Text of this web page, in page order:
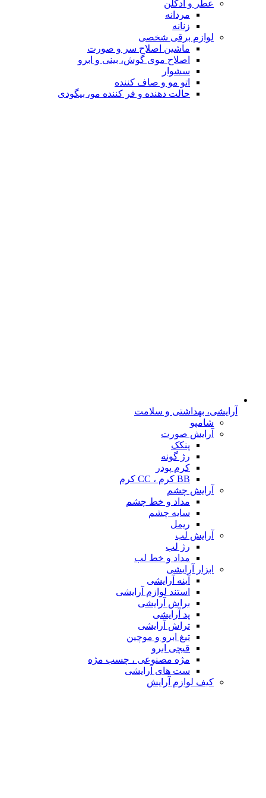
عطر و ادکلن
مردانه
زنانه
لوازم برقی شخصی
ماشین اصلاح سر و صورت
اصلاح موی گوش، بینی و ابرو
سشوار
اتو مو و صاف کننده
حالت دهنده و فر کننده مو، بیگودی
آرایشی، بهداشتی و سلامت
شامپو
آرایش صورت
پنکک
رژ گونه
کرم پودر
BB کرم ، CC کرم
آرایش چشم
مداد و خط چشم
سایه چشم
ریمل
آرایش لب
رژ لب
مداد و خط لب
ابزار آرایشی
آینه آرایشی
استند لوازم آرایشی
براش آرایشی
پد آرایشی
تراش آرایشی
تیغ ابرو و موچین
قیچی ابرو
مژه مصنوعی ، چسب مژه
ست های آرایشی
کیف لوازم آرایش